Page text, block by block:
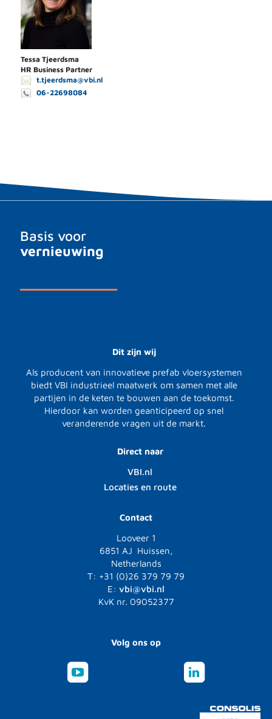
Tessa Tjeerdsma
HR Business Partner
t.tjeerdsma@vbi.nl
06-22698084
Basis voor
vernieuwing
Dit zijn wij
Als producent van innovatieve prefab vloersystemen
biedt VBI industrieel maatwerk om samen met alle
partijen in de keten te bouwen aan de toekomst.
Hierdoor kan worden geanticipeerd op snel
veranderende vragen uit de markt.
Direct naar
VBI.nl
Locaties en route
Contact
Looveer 1
6851 AJ Huissen,
Netherlands
T: +31 (0)26 379 79 79
E: vbi@vbi.nl
KvK nr. 09052377
Volg ons op